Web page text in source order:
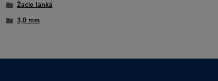
Žacie lanká
3,0 mm